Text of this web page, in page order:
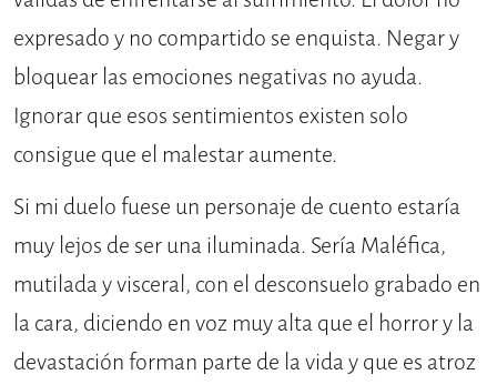
expresado y no compartido se enquista. Negar y
bloquear las emociones negativas no ayuda.
Ignorar que esos sentimientos existen solo
consigue que el malestar aumente.
Si mi duelo fuese un personaje de cuento estaría
muy lejos de ser una iluminada. Sería Maléfica,
mutilada y visceral, con el desconsuelo grabado en
la cara, diciendo en voz muy alta que el horror y la
devastación forman parte de la vida y que es atroz